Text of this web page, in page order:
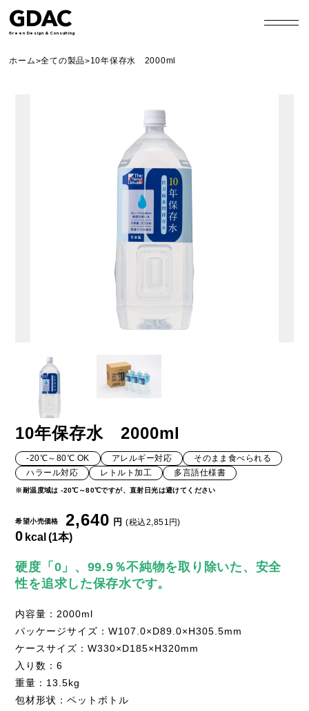
GDAC
Green Design & Consulting
ホーム>全ての製品>10年保存水 2000ml
10年保存水 2000ml
-20℃～80℃ OK アレルギー対応
そのまま食べられる
ハラール対応
レトルト加工 多言語仕様書
※耐温度域は -20℃～80℃ですが、直射日光は避けてください
希望小売価格 2,640 円 (税込2,851円)
0 kcal (1本)
硬度「0」、99.9％不純物を取り除いた、安全
性を追求した保存水です。
内容量：2000ml
パッケージサイズ：W107.0×D89.0×H305.5mm
ケースサイズ：W330×D185×H320mm
入り数：6
重量：13.5kg
包材形状：ペットボトル